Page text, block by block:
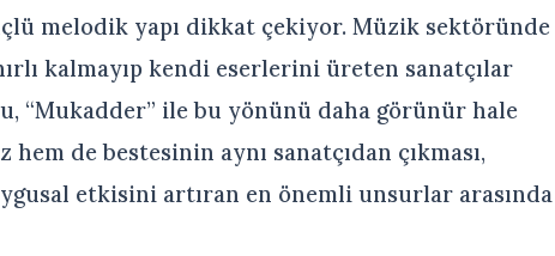
melodik yapı dikkat çekiyor. Müzik sektöründe
kalmayıp kendi eserlerini üreten sanatçılar
“Mukadder” ile bu yönünü daha görünür hale
hem de bestesinin aynı sanatçıdan çıkması,
etkisini artıran en önemli unsurlar arasında